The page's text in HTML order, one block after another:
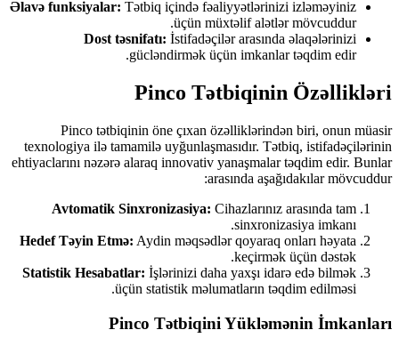
Əlavə funksiyalar: Tətbiq içində fəaliyyətlərinizi izləməyiniz
üçün müxtəlif alətlər mövcuddur.
Dost təsnifatı: İstifadəçilər arasında əlaqələrinizi
gücləndirmək üçün imkanlar təqdim edir.
Pinco Tətbiqinin Özəllikləri
Pinco tətbiqinin öne çıxan özəlliklərindən biri, onun müasir
texnologiya ilə tamamilə uyğunlaşmasıdır. Tətbiq, istifadəçilərinin
ehtiyaclarını nəzərə alaraq innovativ yanaşmalar təqdim edir. Bunlar
arasında aşağıdakılar mövcuddur:
Avtomatik Sinxronizasiya: Cihazlarınız arasında tam
sinxronizasiya imkanı.
Hedef Təyin Etmə: Aydin məqsədlər qoyaraq onları həyata
keçirmək üçün dəstək.
Statistik Hesabatlar: İşlərinizi daha yaxşı idarə edə bilmək
üçün statistik məlumatların təqdim edilməsi.
Pinco Tətbiqini Yükləmənin İmkanları